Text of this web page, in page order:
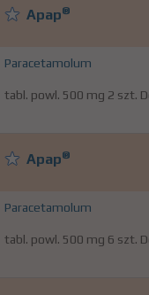
Apap®
Paracetamolum
tabl. powl. 500 mg 2 szt.
Apap®
Paracetamolum
tabl. powl. 500 mg 6 szt.